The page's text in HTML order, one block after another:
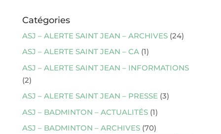
Catégories
ASJ – ALERTE SAINT JEAN – ARCHIVES(24)
ASJ – ALERTE SAINT JEAN – CA(1)
ASJ – ALERTE SAINT JEAN – INFORMATIONS
(2)
ASJ – ALERTE SAINT JEAN – PRESSE(3)
ASJ – BADMINTON – ACTUALITÉS(1)
ASJ – BADMINTON – ARCHIVES(70)